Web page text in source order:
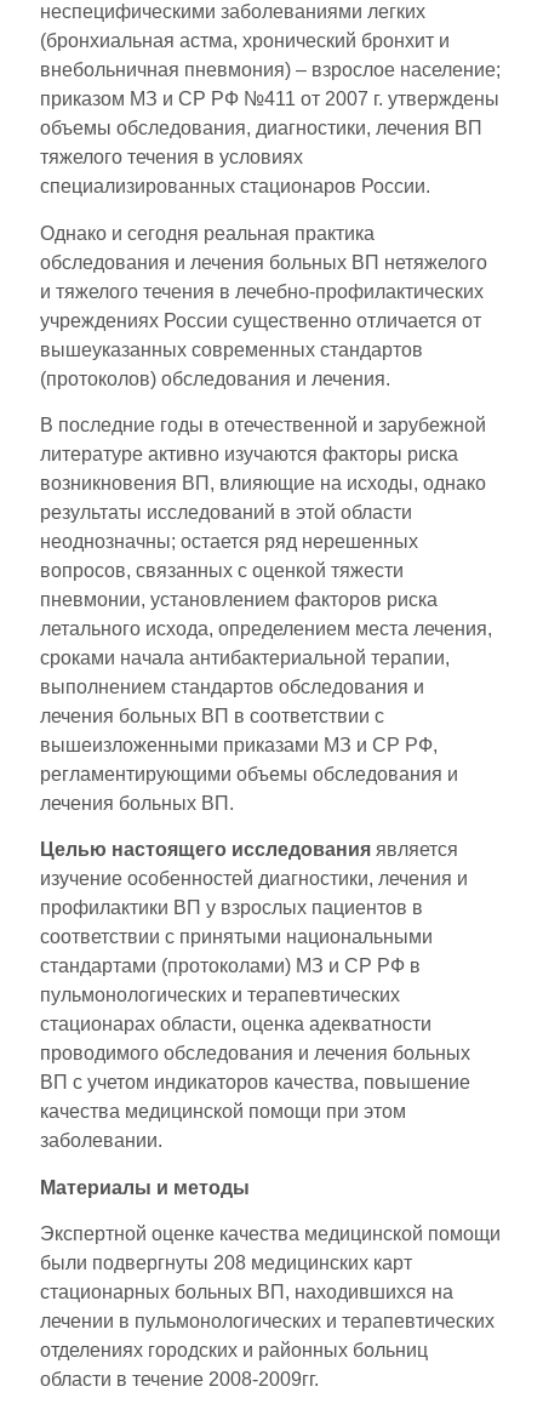
неспецифическими заболеваниями легких
(бронхиальная астма, хронический бронхит и
внебольничная пневмония) – взрослое население;
приказом МЗ и СР РФ №411 от 2007 г. утверждены
объемы обследования, диагностики, лечения ВП
тяжелого течения в условиях
специализированных стационаров России.
Однако и сегодня реальная практика
обследования и лечения больных ВП нетяжелого
и тяжелого течения в лечебно-профилактических
учреждениях России существенно отличается от
вышеуказанных современных стандартов
(протоколов) обследования и лечения.
В последние годы в отечественной и зарубежной
литературе активно изучаются факторы риска
возникновения ВП, влияющие на исходы, однако
результаты исследований в этой области
неоднозначны; остается ряд нерешенных
вопросов, связанных с оценкой тяжести
пневмонии, установлением факторов риска
летального исхода, определением места лечения,
сроками начала антибактериальной терапии,
выполнением стандартов обследования и
лечения больных ВП в соответствии с
вышеизложенными приказами МЗ и СР РФ,
регламентирующими объемы обследования и
лечения больных ВП.
Целью настоящего исследования является
изучение особенностей диагностики, лечения и
профилактики ВП у взрослых пациентов в
соответствии с принятыми национальными
стандартами (протоколами) МЗ и СР РФ в
пульмонологических и терапевтических
стационарах области, оценка адекватности
проводимого обследования и лечения больных
ВП с учетом индикаторов качества, повышение
качества медицинской помощи при этом
заболевании.
Материалы и методы
Экспертной оценке качества медицинской помощи
были подвергнуты 208 медицинских карт
стационарных больных ВП, находившихся на
лечении в пульмонологических и терапевтических
отделениях городских и районных больниц
области в течение 2008-2009гг.